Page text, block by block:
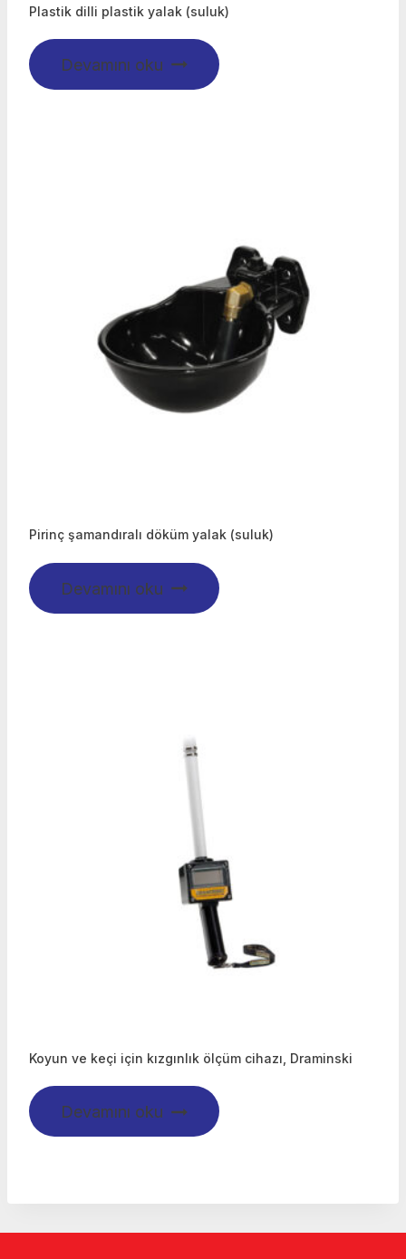
Plastik dilli plastik yalak (suluk)
Devamını oku
Pirinç şamandıralı döküm yalak (suluk)
Devamını oku
Koyun ve keçi için kızgınlık ölçüm cihazı, Draminski
Devamını oku